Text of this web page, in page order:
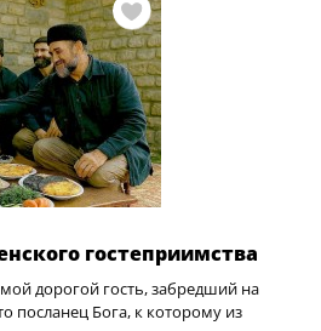
гостеприимства
дорогой гость, забредший на
посланец Бога, к которому из